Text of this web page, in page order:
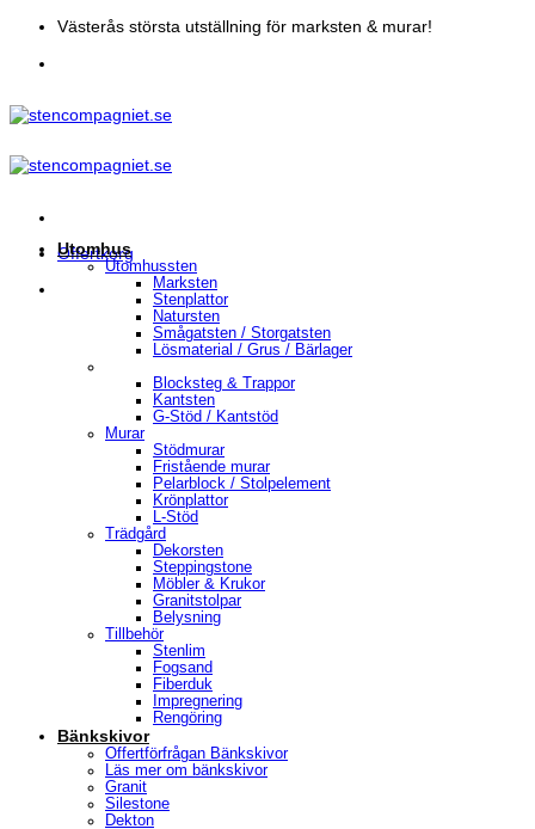
Skip
content
Västerås största utställning för marksten & murar!
Offertkorg
Utomhus
Utomhussten
Marksten
Stenplattor
Natursten
Smågatsten / Storgatsten
Lösmaterial / Grus / Bärlager
Blocksteg & Trappor
Kantsten
G-Stöd / Kantstöd
Murar
Stödmurar
Fristående murar
Pelarblock / Stolpelement
Krönplattor
L-Stöd
Trädgård
Dekorsten
Steppingstone
Möbler & Krukor
Granitstolpar
Belysning
Tillbehör
Stenlim
Fogsand
Fiberduk
Impregnering
Rengöring
Bänkskivor
Offertförfrågan Bänkskivor
Läs mer om bänkskivor
Granit
Silestone
Dekton